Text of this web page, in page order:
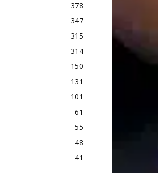
378
347
315
314
150
131
101
61
55
48
41